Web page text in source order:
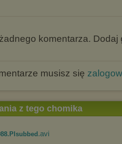
komentarza. Dodaj
musisz się
z tego chomika
.avi